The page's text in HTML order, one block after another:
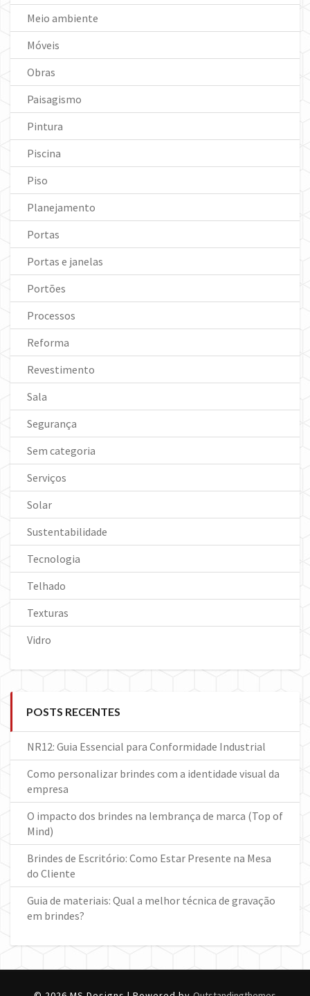
Meio ambiente
Móveis
Obras
Paisagismo
Pintura
Piscina
Piso
Planejamento
Portas
Portas e janelas
Portões
Processos
Reforma
Revestimento
Sala
Segurança
Sem categoria
Serviços
Solar
Sustentabilidade
Tecnologia
Telhado
Texturas
Vidro
POSTS RECENTES
NR12: Guia Essencial para Conformidade Industrial
Como personalizar brindes com a identidade visual da
empresa
O impacto dos brindes na lembrança de marca (Top of
Mind)
Brindes de Escritório: Como Estar Presente na Mesa
do Cliente
Guia de materiais: Qual a melhor técnica de gravação
em brindes?